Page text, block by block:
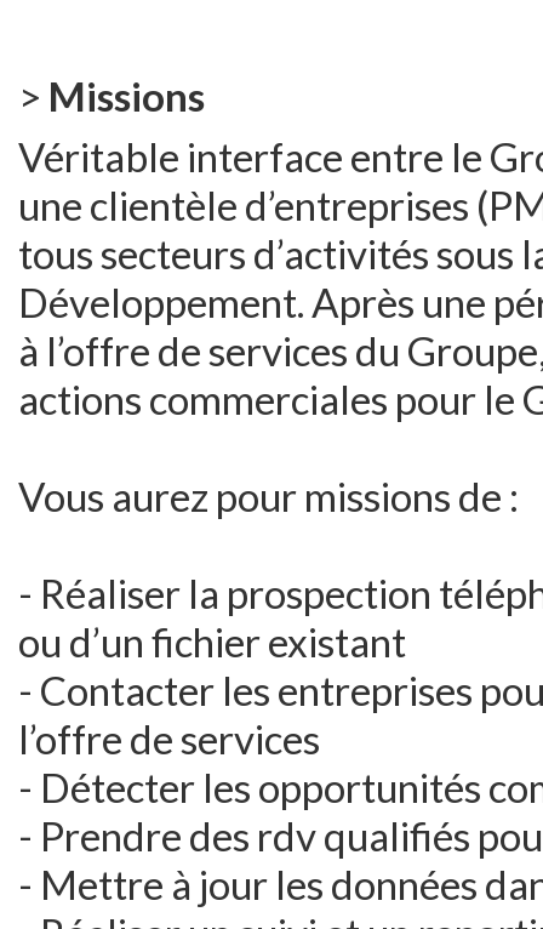
> Missions
Véritable interface entre le
une clientèle d’entreprises
tous secteurs d’activités
Développement. Après une
à l’offre de services du
actions commerciales pour le
Vous aurez pour missions de :
- Réaliser la prospection
ou d’un fichier existant
- Contacter les entreprises
l’offre de services
- Détecter les opportunités
- Prendre des rdv qualifiés
- Mettre à jour les données